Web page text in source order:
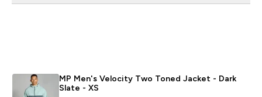
MP Men's Velocity Two Toned Jacket - Dark
Slate - XS